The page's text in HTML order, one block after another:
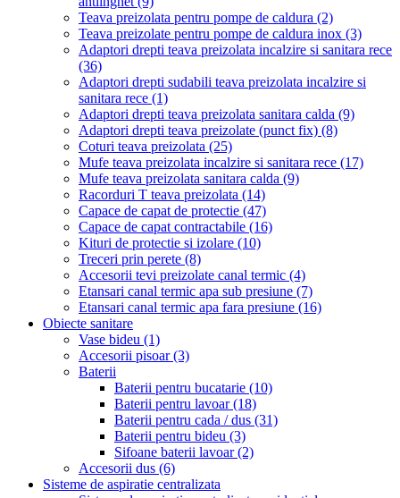
Teava preizolata pentru pompe de caldura (2)
Teava preizolate pentru pompe de caldura inox (3)
Adaptori drepti teava preizolata incalzire si sanitara rece
(36)
Adaptori drepti sudabili teava preizolata incalzire si
sanitara rece (1)
Adaptori drepti teava preizolata sanitara calda (9)
Adaptori drepti teava preizolate (punct fix) (8)
Coturi teava preizolata (25)
Mufe teava preizolata incalzire si sanitara rece (17)
Mufe teava preizolata sanitara calda (9)
Racorduri T teava preizolata (14)
Capace de capat de protectie (47)
Capace de capat contractabile (16)
Kituri de protectie si izolare (10)
Treceri prin perete (8)
Accesorii tevi preizolate canal termic (4)
Etansari canal termic apa sub presiune (7)
Etansari canal termic apa fara presiune (16)
Obiecte sanitare
Vase bideu (1)
Accesorii pisoar(3)
Baterii
Baterii pentru bucatarie (10)
Baterii pentru lavoar(18)
Baterii pentru cada / dus (31)
Baterii pentru bideu (3)
Sifoane baterii lavoar(2)
Accesorii dus (6)
Sisteme de aspiratie centralizata